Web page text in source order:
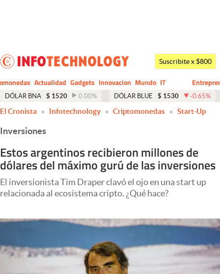
Dólar
Economía y Política
Finanzas y Mercados
Mercados Online
Negocios
Columnistas
Infotechnology
Suscribite x $800
Actualidad Gadgets Innovacion Mundo
CIO
IT
Business
DÓLAR BNA $ 1520 0.00% DÓLAR BLUE $ 1530 -0.65%
El Cronista Infotechnology Criptomonedas Start-Up
Inversiones
Estos argentinos recibieron millones de
dólares del máximo gurú de las inversiones
El inversionista Tim Draper clavó el ojo en una start up
relacionada al ecosistema cripto. ¿Qué hace?